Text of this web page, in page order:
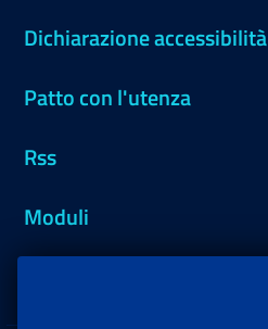
Dichiarazione accessibilità
Patto con l'utenza
Rss
Moduli